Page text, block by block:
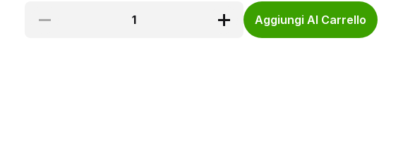
1
Aggiungi Al Carrello